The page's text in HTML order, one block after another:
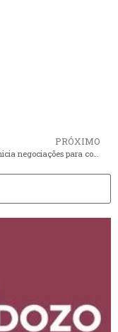
PRÓXIMO
Botafogo inicia negociações para contratar Tite